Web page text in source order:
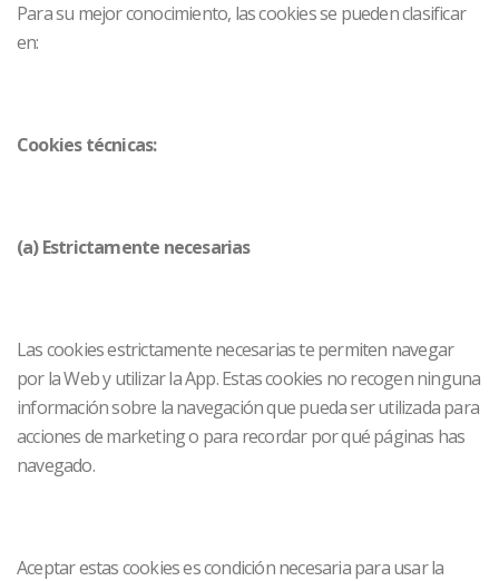
Para su mejor conocimiento, las cookies se pueden clasificar
en:
Cookies técnicas:
(a) Estrictamente necesarias
Las cookies estrictamente necesarias te permiten navegar
por la Web y utilizar la App. Estas cookies no recogen ninguna
información sobre la navegación que pueda ser utilizada para
acciones de marketing o para recordar por qué páginas has
navegado.
Aceptar estas cookies es condición necesaria para usar la